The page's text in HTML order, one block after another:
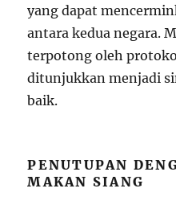
yang dapat
antara kedua negara.
terpotong oleh
ditunjukkan menjadi
baik.
PENUTUPAN
MAKAN SIANG